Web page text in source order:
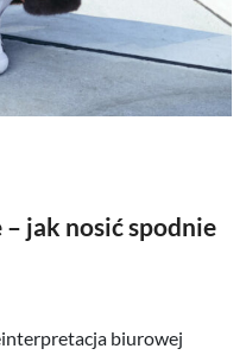
jak nosić spodnie
biurowej